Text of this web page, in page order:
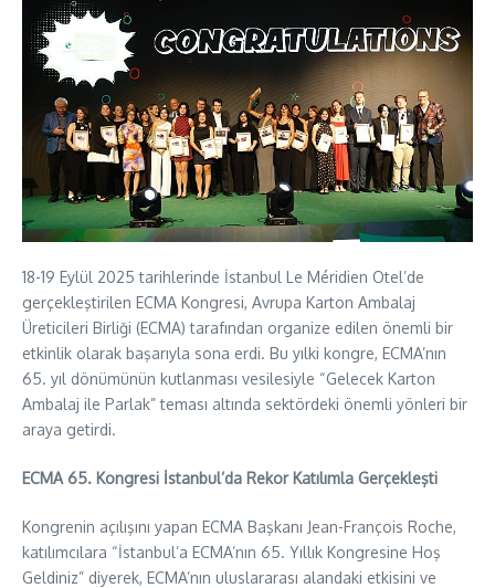
18-19 Eylül 2025 tarihlerinde İstanbul Le Méridien Otel’de
gerçekleştirilen ECMA Kongresi, Avrupa Karton Ambalaj
Üreticileri Birliği (ECMA) tarafından organize edilen önemli bir
etkinlik olarak başarıyla sona erdi. Bu yılki kongre, ECMA’nın
65. yıl dönümünün kutlanması vesilesiyle “Gelecek Karton
Ambalaj ile Parlak” teması altında sektördeki önemli yönleri bir
araya getirdi.
ECMA 65. Kongresi İstanbul’da Rekor Katılımla Gerçekleşti
Kongrenin açılışını yapan ECMA Başkanı Jean-François Roche,
katılımcılara “İstanbul’a ECMA’nın 65. Yıllık Kongresine Hoş
Geldiniz” diyerek, ECMA’nın uluslararası alandaki etkisini ve